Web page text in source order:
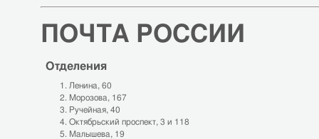
ПОЧТА РОССИИ
Отделения
Ленина, 60
Морозова, 167
Ручейная, 40
Октябрьский проспект, 3 и 118
Малышева, 19